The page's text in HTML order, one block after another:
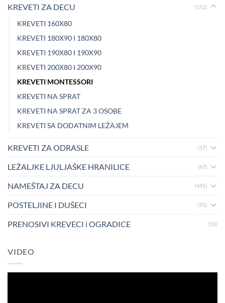
KREVETI ZA DECU (152)
KREVETI 160X80
KREVETI 180X90 I 180X80
KREVETI 190X80 I 190X90
KREVETI 200X80 I 200X90
KREVETI MONTESSORI
KREVETI NA SPRAT
KREVETI NA SPRAT ZA 3 OSOBE
KREVETI SA DODATNIM LEŽAJEM
KREVETI ZA ODRASLE (17)
LEŽALJKE LJULJAŠKE HRANILICE (67)
NAMEŠTAJ ZA DECU (445)
POSTELJINE I DUŠECI (91)
PRENOSIVI KREVECI i OGRADICE (50)
VIDEO